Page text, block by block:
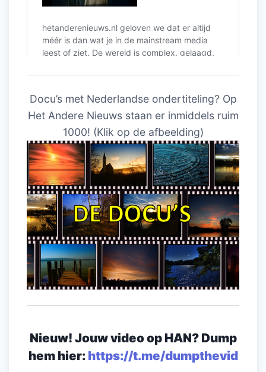
Docu’s met Nederlandse ondertiteling? Op
Het Andere Nieuws staan er inmiddels ruim
1000! (Klik op de afbeelding)
Nieuw! Jouw video op HAN? Dump
hem hier: https://t.me/dumpthevid